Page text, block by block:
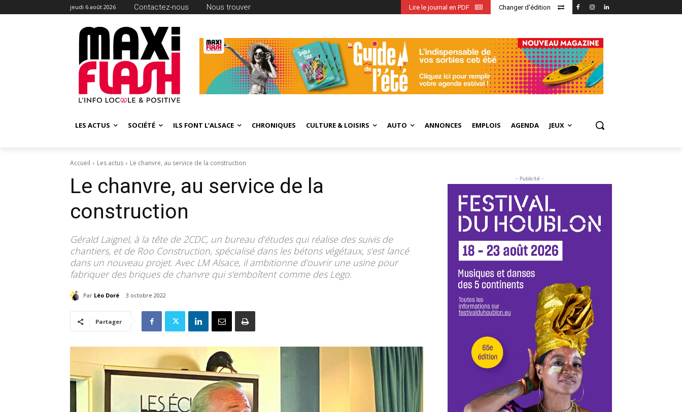
jeudi 6 août 2026 Contactez-nous Nous trouver Changer d'édition
Lire le journal en PDF
LES ACTUS SOCIÉTÉ ILS FONT L’ALSACE CHRONIQUES CULTURE & LOISIRS AUTO ANNONCES EMPLOIS AGENDA JEUX
Accueil Les actus Le chanvre, au service de la construction
Le chanvre, au service de la
construction
Gérald Laignel, à la tête de 2CDC, un bureau d’études qui réalise des suivis de
chantiers, et de Roo Construction, spécialisé dans les bétons végétaux, s’est lancé
dans un nouveau projet. Avec LM Alsace, il ambitionne d’ouvrir une usine pour
fabriquer des briques de chanvre qui s’emboîtent comme des Lego.
Par Léo Doré 3 octobre 2022
Partager
- Publicité -